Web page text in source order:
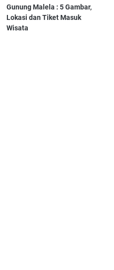
Gunung Malela : 5 Gambar,
Lokasi dan Tiket Masuk
Wisata